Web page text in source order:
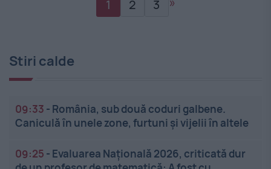
1 2 3 »
Stiri calde
09:33 - România, sub două coduri galbene.
Caniculă în unele zone, furtuni și vijelii în altele
09:25 - Evaluarea Națională 2026, criticată dur